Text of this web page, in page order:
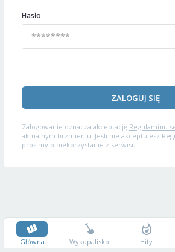
Hasło
ZALOGUJ SIĘ
Zalogowanie oznacza akceptację Regulaminu
aktualnym brzmieniu. Jeśli nie akceptujesz
prosimy o niekorzystanie z serwisu.
Główna Wykopalisko Hity